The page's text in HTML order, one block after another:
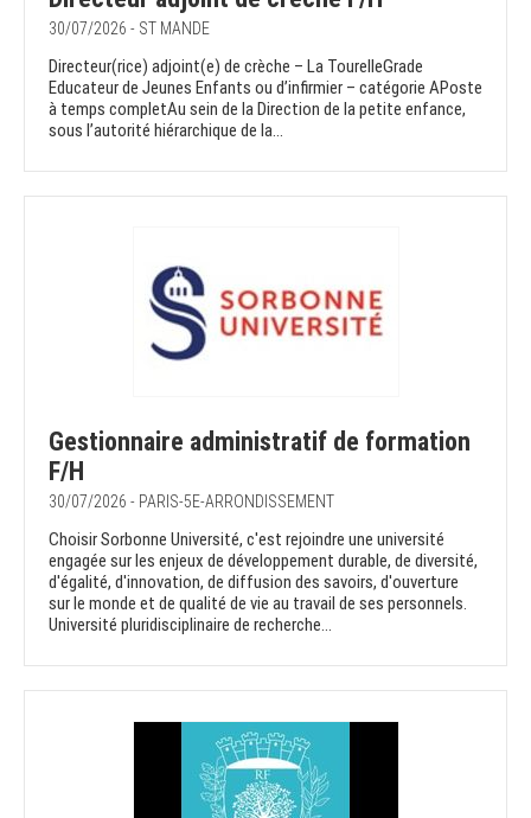
30/07/2026 - ST MANDE
Directeur(rice) adjoint(e) de crèche – La TourelleGrade
Educateur de Jeunes Enfants ou d’infirmier – catégorie APoste
à temps completAu sein de la Direction de la petite enfance,
sous l’autorité hiérarchique de la...
Gestionnaire administratif de formation
F/H
30/07/2026 - PARIS-5E-ARRONDISSEMENT
Choisir Sorbonne Université, c'est rejoindre une université
engagée sur les enjeux de développement durable, de diversité,
d'égalité, d'innovation, de diffusion des savoirs, d'ouverture
sur le monde et de qualité de vie au travail de ses personnels.
Université pluridisciplinaire de recherche...